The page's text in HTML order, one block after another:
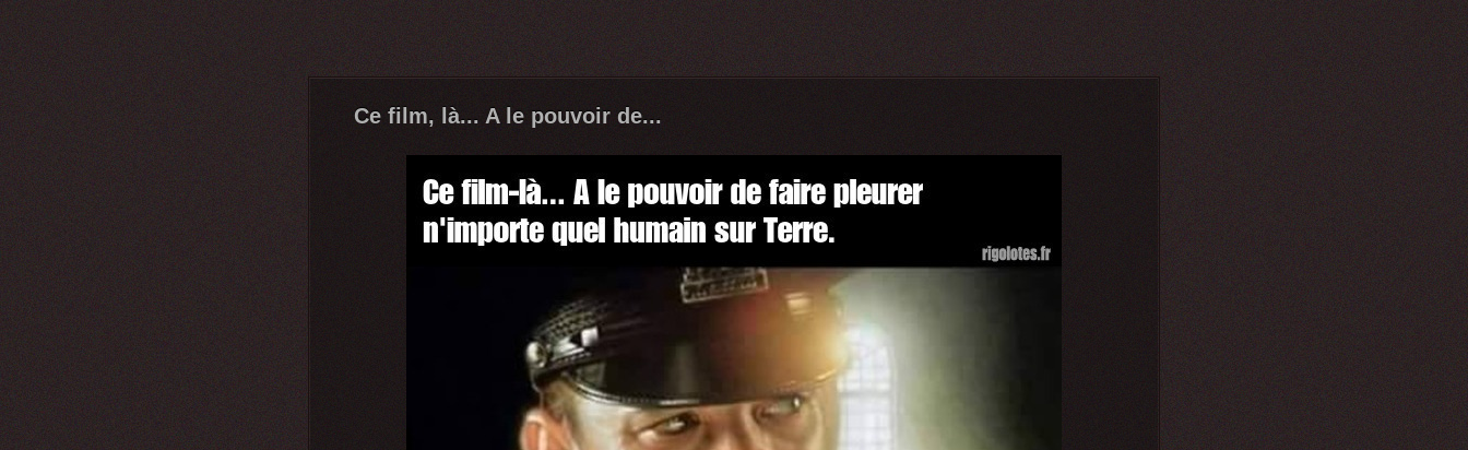
Ce film, là... A le pouvoir de...